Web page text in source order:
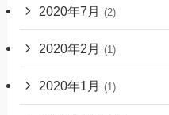
2020年7月 (2)
2020年2月 (1)
2020年1月 (1)